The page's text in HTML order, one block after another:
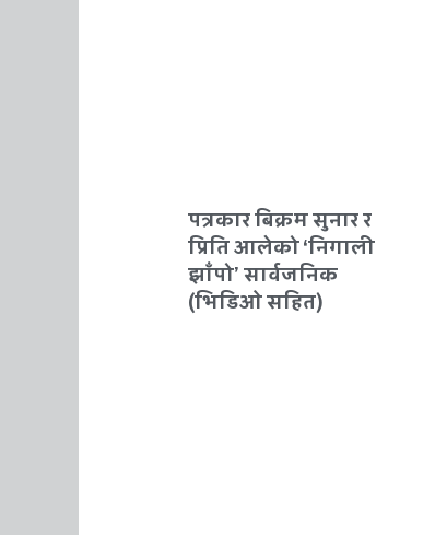
पत्रकार बिक्रम सुनार र
प्रिति आलेको ‘निगाली
झाँपो’ सार्वजनिक
(भिडिओ सहित)